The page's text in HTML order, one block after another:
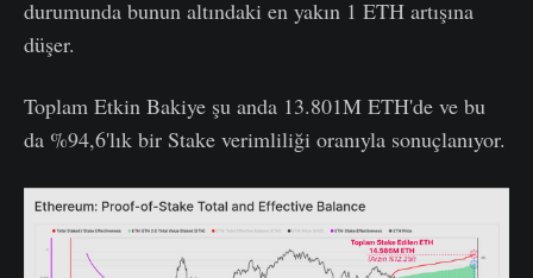
durumunda bunun altındaki en yakın 1 ETH artışına
düşer.
Toplam Etkin Bakiye şu anda 13.801M ETH'de ve bu
da %94,6'lık bir Stake verimliliği oranıyla sonuçlanıyor.